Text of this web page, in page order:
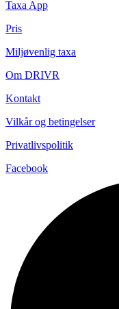
Taxa App
Pris
Miljøvenlig taxa
Om DRIVR
Kontakt
Vilkår og betingelser
Privatlivspolitik
Facebook